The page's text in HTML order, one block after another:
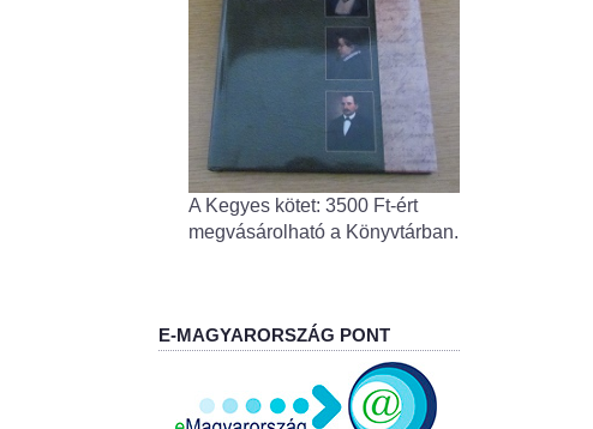
A Kegyes kötet: 3500 Ft-ért
megvásárolható a Könyvtárban.
E-MAGYARORSZÁG PONT